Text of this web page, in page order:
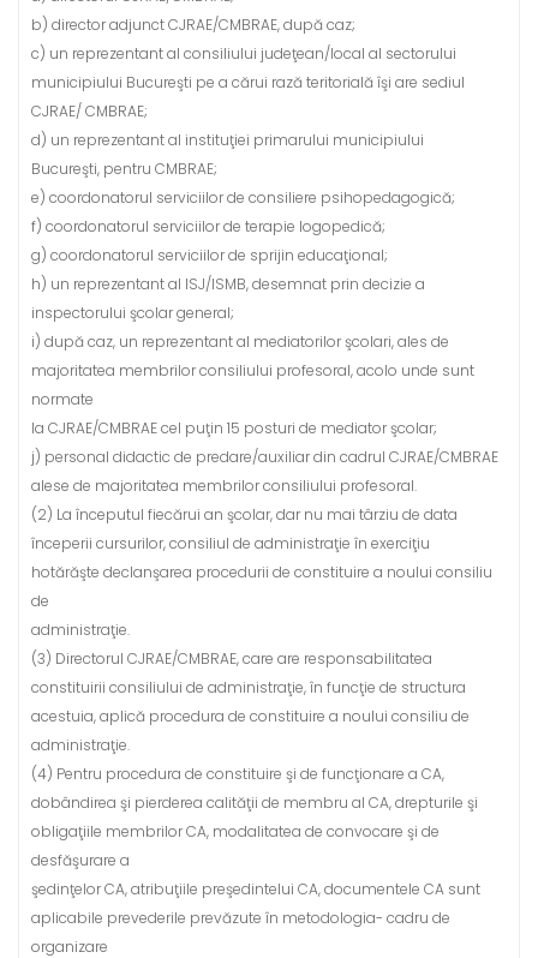
b) director adjunct CJRAE/CMBRAE, după caz;
c) un reprezentant al consiliului judeţean/local al sectorului
municipiului Bucureşti pe a cărui rază teritorială îşi are sediul
CJRAE/ CMBRAE;
d) un reprezentant al instituţiei primarului municipiului
Bucureşti, pentru CMBRAE;
e) coordonatorul serviciilor de consiliere psihopedagogică;
f) coordonatorul serviciilor de terapie logopedică;
g) coordonatorul serviciilor de sprijin educaţional;
h) un reprezentant al ISJ/ISMB, desemnat prin decizie a
inspectorului şcolar general;
i) după caz, un reprezentant al mediatorilor şcolari, ales de
majoritatea membrilor consiliului profesoral, acolo unde sunt
normate
la CJRAE/CMBRAE cel puţin 15 posturi de mediator şcolar;
j) personal didactic de predare/auxiliar din cadrul CJRAE/CMBRAE
alese de majoritatea membrilor consiliului profesoral.
(2) La începutul fiecărui an şcolar, dar nu mai târziu de data
începerii cursurilor, consiliul de administraţie în exerciţiu
hotărăşte declanşarea procedurii de constituire a noului consiliu
de
administraţie.
(3) Directorul CJRAE/CMBRAE, care are responsabilitatea
constituirii consiliului de administraţie, în funcţie de structura
acestuia, aplică procedura de constituire a noului consiliu de
administraţie.
(4) Pentru procedura de constituire şi de funcţionare a CA,
dobândirea şi pierderea calităţii de membru al CA, drepturile şi
obligaţiile membrilor CA, modalitatea de convocare şi de
desfăşurare a
şedinţelor CA, atribuţiile preşedintelui CA, documentele CA sunt
aplicabile prevederile prevăzute în metodologia- cadru de
organizare